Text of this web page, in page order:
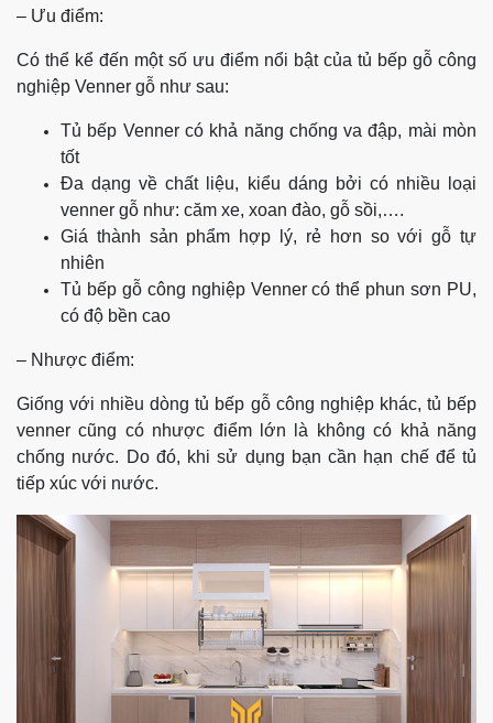
– Ưu điểm:
Có thể kể đến một số ưu điểm nổi bật của tủ bếp gỗ công
nghiệp Venner gỗ như sau:
Tủ bếp Venner có khả năng chống va đập, mài mòn
tốt
Đa dạng về chất liệu, kiểu dáng bởi có nhiều loại
venner gỗ như: căm xe, xoan đào, gỗ sồi,….
Giá thành sản phẩm hợp lý, rẻ hơn so với gỗ tự
nhiên
Tủ bếp gỗ công nghiệp Venner có thể phun sơn PU,
có độ bền cao
– Nhược điểm:
Giống với nhiều dòng tủ bếp gỗ công nghiệp khác, tủ bếp
venner cũng có nhược điểm lớn là không có khả năng
chống nước. Do đó, khi sử dụng bạn cần hạn chế để tủ
tiếp xúc với nước.